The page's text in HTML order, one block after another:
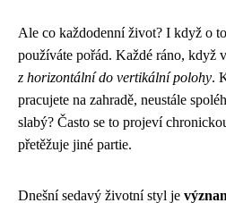
Ale co každodenní život? I když o
používáte pořád. Každé ráno, když
z horizontální do vertikální polohy.
pracujete na zahradě, neustále
slabý? Často se to projeví
přetěžuje jiné partie.
Dnešní sedavý životní styl je